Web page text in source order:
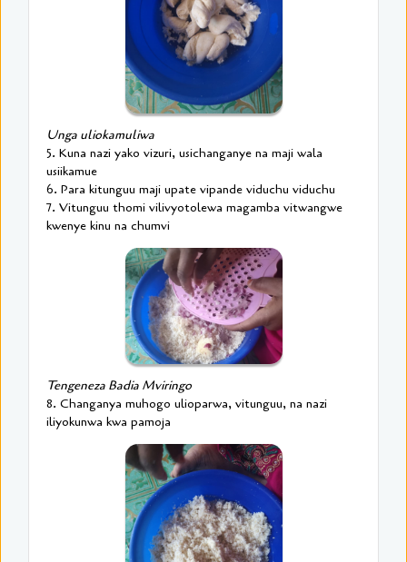
Unga uliokamuliwa
5. Kuna nazi yako vizuri, usichanganye na maji wala
usiikamue
6. Para kitunguu maji upate vipande viduchu viduchu
7. Vitunguu thomi vilivyotolewa magamba vitwangwe
kwenye kinu na chumvi
Tengeneza Badia Mviringo
8. Changanya muhogo ulioparwa, vitunguu, na nazi
iliyokunwa kwa pamoja